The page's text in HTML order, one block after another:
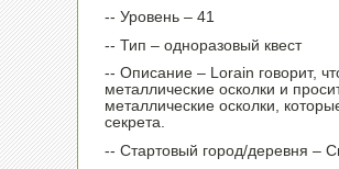
-- Уровень – 41
-- Тип – одноразовый квест
-- Описание – Lorain говорит,
металлические осколки и
металлические осколки,
секрета.
-- Стартовый город/деревня –